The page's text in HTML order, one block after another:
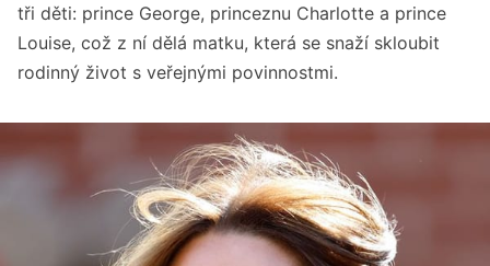
tři děti: prince George, princeznu Charlotte a prince
Louise, což z ní dělá matku, která se snaží skloubit
rodinný život s veřejnými povinnostmi.